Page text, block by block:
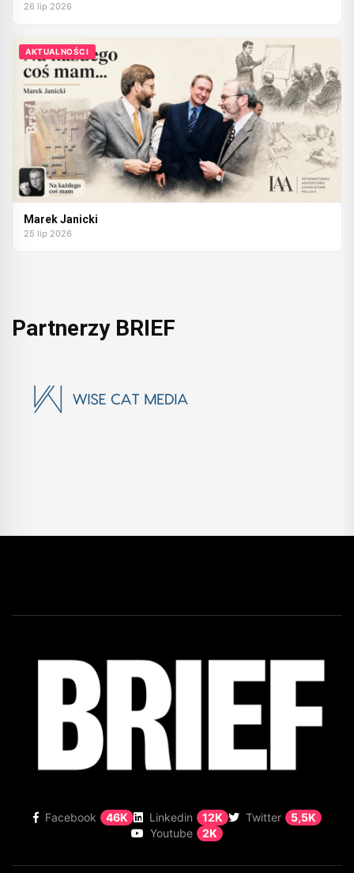
26 lip 2026
AKTUALNOŚCI
Marek Janicki
25 lip 2026
Partnerzy BRIEF
Facebook 46K Linkedin 12K Twitter
5,5K
Youtube
2K